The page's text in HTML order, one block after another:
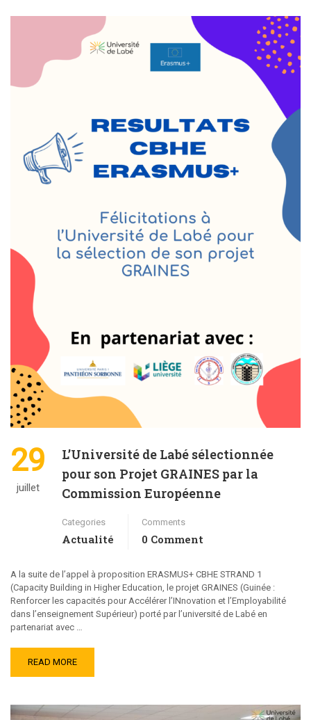
29
juillet
L’Université de Labé sélectionnée
pour son Projet GRAINES par la
Commission Européenne
Categories
Actualité
Comments
0 Comment
A la suite de l’appel à proposition ERASMUS+ CBHE STRAND 1
(Capacity Building in Higher Education, le projet GRAINES (Guinée :
Renforcer les capacités pour Accélérer l’INnovation et l’Employabilité
dans l’enseignement Supérieur) porté par l’université de Labé en
partenariat avec …
READ MORE